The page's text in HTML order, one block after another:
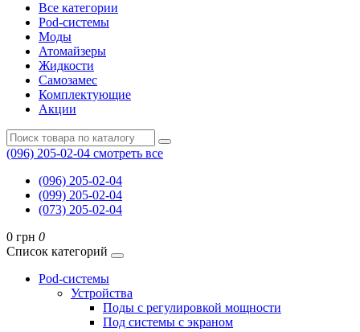
Все категории
Pod-системы
Моды
Атомайзеры
Жидкости
Самозамес
Комплектующие
Акции
(096) 205-02-04 смотреть все
(096) 205-02-04
(099) 205-02-04
(073) 205-02-04
0 грн 0
Список категорий
Pod-системы
Устройства
Поды с регулировкой мощности
Под системы с экраном